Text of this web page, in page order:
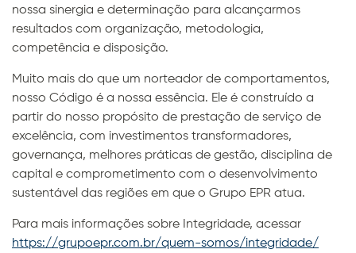
nossa sinergia e determinação para alcançarmos
resultados com organização, metodologia,
competência e disposição.
Muito mais do que um norteador de comportamentos,
nosso Código é a nossa essência. Ele é construído a
partir do nosso propósito de prestação de serviço de
excelência, com investimentos transformadores,
governança, melhores práticas de gestão, disciplina de
capital e comprometimento com o desenvolvimento
sustentável das regiões em que o Grupo EPR atua.
Para mais informações sobre Integridade, acessar
https://grupoepr.com.br/quem-somos/integridade/